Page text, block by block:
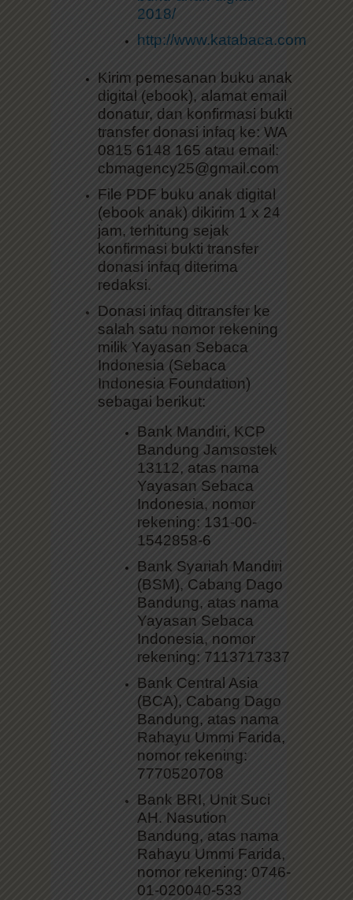
2018/
http://www.katabaca.com
Kirim pemesanan buku anak
digital (ebook), alamat email
donatur, dan konfirmasi bukti
transfer donasi infaq ke: WA
0815 6148 165 atau email:
cbmagency25@gmail.com
File PDF buku anak digital
(ebook anak) dikirim 1 x 24
jam, terhitung sejak
konfirmasi bukti transfer
donasi infaq diterima
redaksi.
Donasi infaq ditransfer ke
salah satu nomor rekening
milik Yayasan Sebaca
Indonesia (Sebaca
Indonesia Foundation)
sebagai berikut:
Bank Mandiri, KCP
Bandung Jamsostek
13112, atas nama
Yayasan Sebaca
Indonesia, nomor
rekening: 131-00-
1542858-6
Bank Syariah Mandiri
(BSM), Cabang Dago
Bandung, atas nama
Yayasan Sebaca
Indonesia, nomor
rekening: 7113717337
Bank Central Asia
(BCA), Cabang Dago
Bandung, atas nama
Rahayu Ummi Farida,
nomor rekening:
7770520708
Bank BRI, Unit Suci
AH. Nasution
Bandung, atas nama
Rahayu Ummi Farida,
nomor rekening: 0746-
01-020040-533